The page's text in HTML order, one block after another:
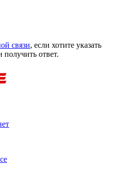
связи, если хотите указать
ответ.